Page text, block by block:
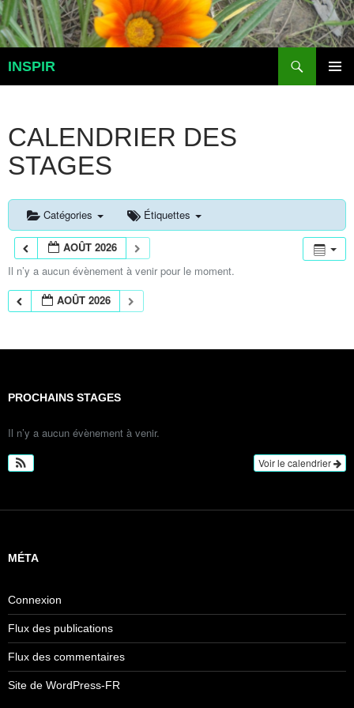
Aller
au
contenu
INSPIR
CALENDRIER DES
STAGES
Catégories Étiquettes
AOÛT 2026
Il n’y a aucun évènement à venir pour le moment.
AOÛT 2026
PROCHAINS STAGES
Il n’y a aucun évènement à venir.
Voir le calendrier
MÉTA
Connexion
Flux des publications
Flux des commentaires
Site de WordPress-FR